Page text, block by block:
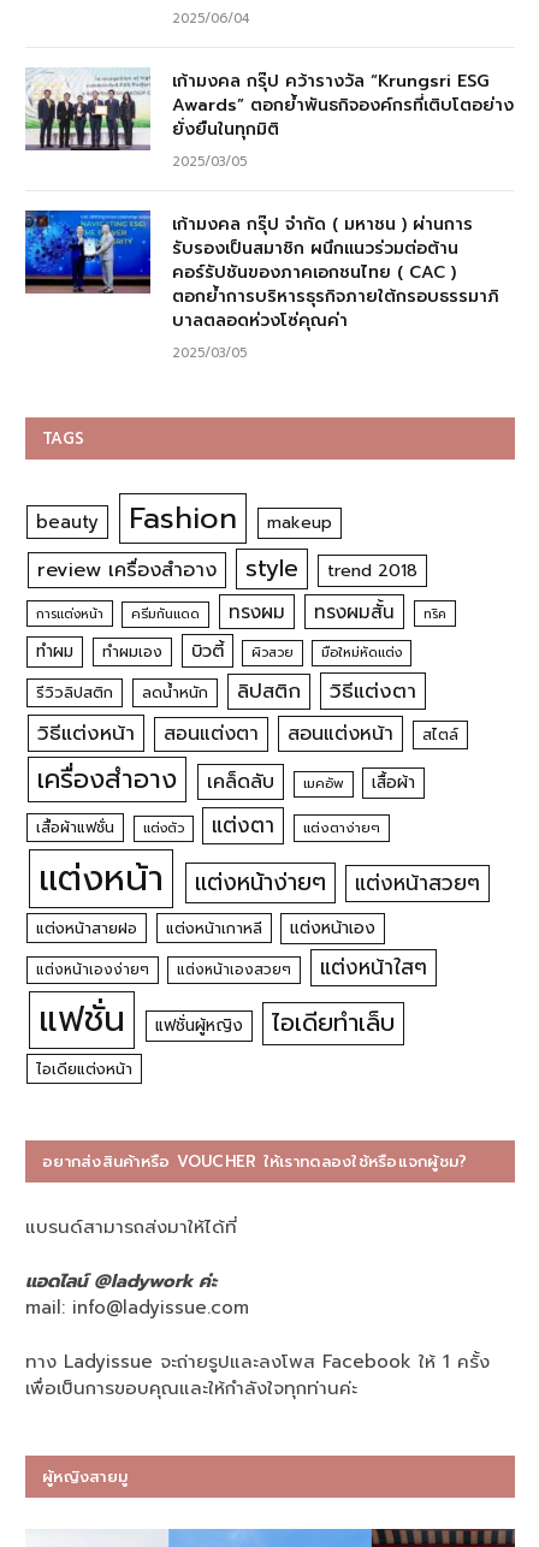
2025/06/04
เก้ามงคล กรุ๊ป คว้ารางวัล “Krungsri ESG
Awards” ตอกย้ำพันธกิจองค์กรที่เติบโตอย่าง
ยั่งยืนในทุกมิติ
2025/03/05
เก้ามงคล กรุ๊ป จำกัด ( มหาชน ) ผ่านการ
รับรองเป็นสมาชิก ผนึกแนวร่วมต่อต้าน
คอร์รัปชันของภาคเอกชนไทย ( CAC )
ตอกย้ำการบริหารธุรกิจภายใต้กรอบธรรมาภิ
บาลตลอดห่วงโซ่คุณค่า
2025/03/05
TAGS
beauty Fashion makeup
review เครื่องสำอาง style trend 2018
การแต่งหน้า ครีมกันแดด ทรงผม ทรงผมสั้น ทริค
ทำผม ทำผมเอง บิวตี้ ผิวสวย มือใหม่หัดแต่ง
รีวิวลิปสติก ลดน้ำหนัก ลิปสติก
วิธีแต่งตา
วิธีแต่งหน้า
สอนแต่งตา สอนแต่งหน้า สไตล์
เครื่องสำอาง เคล็ดลับ เมคอัพ เสื้อผ้า
เสื้อผ้าแฟชั่น แต่งตัว แต่งตา แต่งตาง่ายๆ
แต่งหน้า แต่งหน้าง่ายๆ แต่งหน้าสวยๆ
แต่งหน้าสายฝอ แต่งหน้าเกาหลี แต่งหน้าเอง
แต่งหน้าเองง่ายๆ แต่งหน้าเองสวยๆ แต่งหน้าใสๆ
แฟชั่น แฟชั่นผู้หญิง ไอเดียทำเล็บ
ไอเดียแต่งหน้า
อยากส่งสินค้าหรือ VOUCHER ให้เราทดลองใช้หรือแจกผู้ชม?
แบรนด์สามารถส่งมาให้ได้ที่
แอดไลน์ @ladywork ค่ะ
mail: info@ladyissue.com
ทาง Ladyissue จะถ่ายรูปและลงโพส Facebook ให้ 1 ครั้ง
เพื่อเป็นการขอบคุณและให้กำลังใจทุกท่านค่ะ
ผู้หญิงสายมู